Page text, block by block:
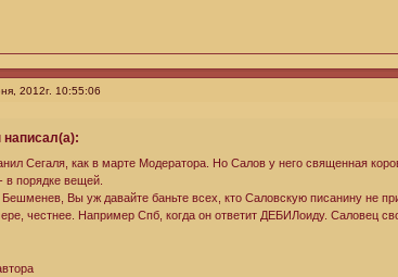
2012г. 10:55:06
Сегаля, как в марте Модератора. Но Салов у него священная
в порядке вещей.
Бешменев, Вы уж давайте баньте всех, кто Саловскую писанину не
честнее. Например Спб, когда он ответит ДЕБИЛоиду. Саловец